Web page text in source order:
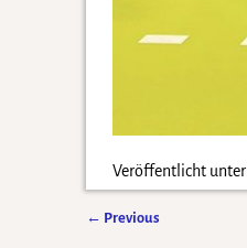
Veröffentlicht unter
← Previous